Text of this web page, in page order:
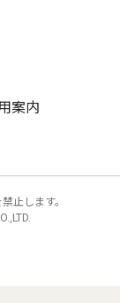
案内
止します。